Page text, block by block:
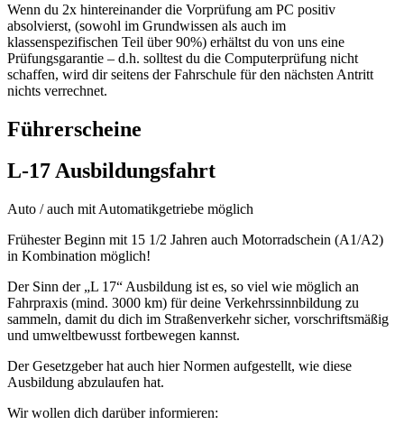
Wenn du 2x hintereinander die Vorprüfung am PC positiv
absolvierst, (sowohl im Grundwissen als auch im
klassenspezifischen Teil über 90%) erhältst du von uns eine
Prüfungsgarantie – d.h. solltest du die Computerprüfung nicht
schaffen, wird dir seitens der Fahrschule für den nächsten Antritt
nichts verrechnet.
Führerscheine
L-17 Ausbildungsfahrt
Auto / auch mit Automatikgetriebe möglich
Frühester Beginn mit 15 1/2 Jahren auch Motorradschein (A1/A2)
in Kombination möglich!
Der Sinn der „L 17“ Ausbildung ist es, so viel wie möglich an
Fahrpraxis (mind. 3000 km) für deine Verkehrssinnbildung zu
sammeln, damit du dich im Straßenverkehr sicher, vorschriftsmäßig
und umweltbewusst fortbewegen kannst.
Der Gesetzgeber hat auch hier Normen aufgestellt, wie diese
Ausbildung abzulaufen hat.
Wir wollen dich darüber informieren: